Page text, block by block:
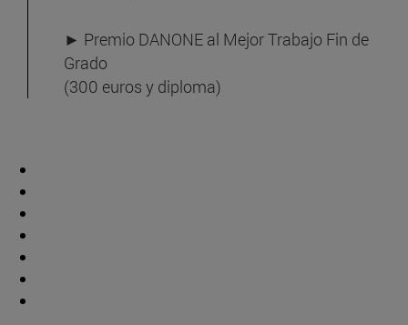
► Premio DANONE al Mejor Trabajo Fin de
Grado
(300 euros y diploma)